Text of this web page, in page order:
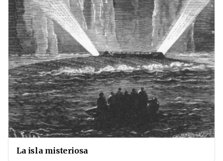
La isla misteriosa